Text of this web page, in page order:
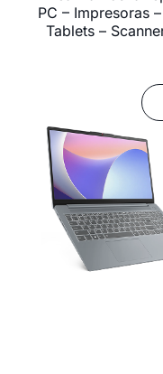
PC – Impresoras
Tablets –